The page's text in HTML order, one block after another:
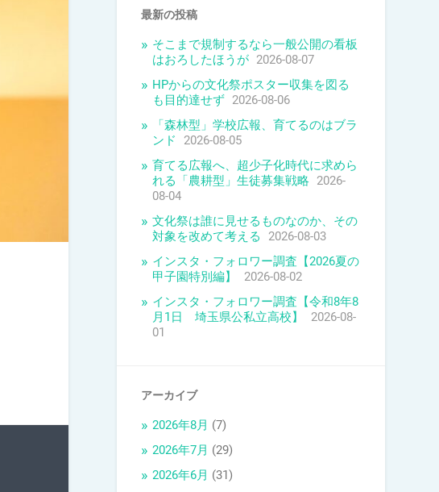
最新の投稿
そこまで規制するなら一般公開の看板
はおろしたほうが 2026-08-07
HPからの文化祭ポスター収集を図る
も目的達せず 2026-08-06
「森林型」学校広報、育てるのはブラ
ンド
2026-08-05
育てる広報へ、超少子化時代に求めら
れる「農耕型」生徒募集戦略 2026-
08-04
文化祭は誰に見せるものなのか、その
対象を改めて考える
2026-08-03
インスタ・フォロワー調査【2026夏の
甲子園特別編】
2026-08-02
インスタ・フォロワー調査【令和8年8
月1日 埼玉県公私立高校】
2026-08-
01
アーカイブ
2026年8月 (7)
2026年7月 (29)
2026年6月 (31)